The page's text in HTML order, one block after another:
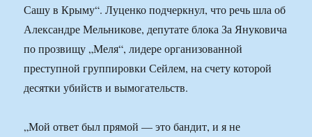
Сашу в Крыму“. Луценко подчеркнул, что речь шла об
Александре Мельникове, депутате блока За Януковича
по прозвищу „Меля“, лидере организованной
преступной группировки Сейлем, на счету которой
десятки убийств и вымогательств.
„Мой ответ был прямой — это бандит, и я не